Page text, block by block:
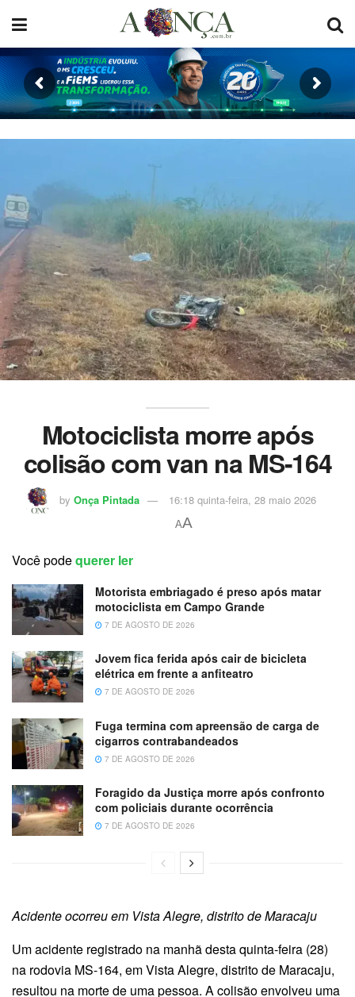
Motociclista morre após
colisão com van na MS-164
by Onça Pintada 16:18 quinta-feira, 28 maio 2026
AA
Você podequerer ler
Motorista embriagado é preso após matar
motociclista em Campo Grande
7 DE AGOSTO DE 2026
Jovem fica ferida após cair de bicicleta
elétrica em frente a anfiteatro
7 DE AGOSTO DE 2026
Fuga termina com apreensão de carga de
cigarros contrabandeados
7 DE AGOSTO DE 2026
Foragido da Justiça morre após confronto
com policiais durante ocorrência
7 DE AGOSTO DE 2026
Acidente ocorreu em Vista Alegre, distrito de Maracaju
Um acidente registrado na manhã desta quinta-feira (28)
na rodovia MS-164, em Vista Alegre, distrito de Maracaju,
resultou na morte de uma pessoa. A colisão envolveu uma